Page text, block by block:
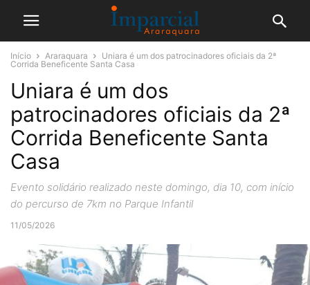
Início Araraquara
Uniara é um dos patrocinadores oficiais da 2ª
Corrida Beneficente Santa Casa
Uniara é um dos
patrocinadores oficiais da 2ª
Corrida Beneficente Santa
Casa
Evento solidário realizado neste domingo, dia 10, com início
do percurso de 7km no Parque Infantil
11/05/2026